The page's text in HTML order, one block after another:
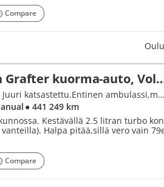
Compare
Volkswagen Grafter
2.5, Picnik-Truck, Juuri katsastettu.Entinen ambulassi,muutettu retkeilyautoksi
● 441 249 km
Kestävällä 2.5 litran turbo
Halpa pitää,sillä vero vain
Compare